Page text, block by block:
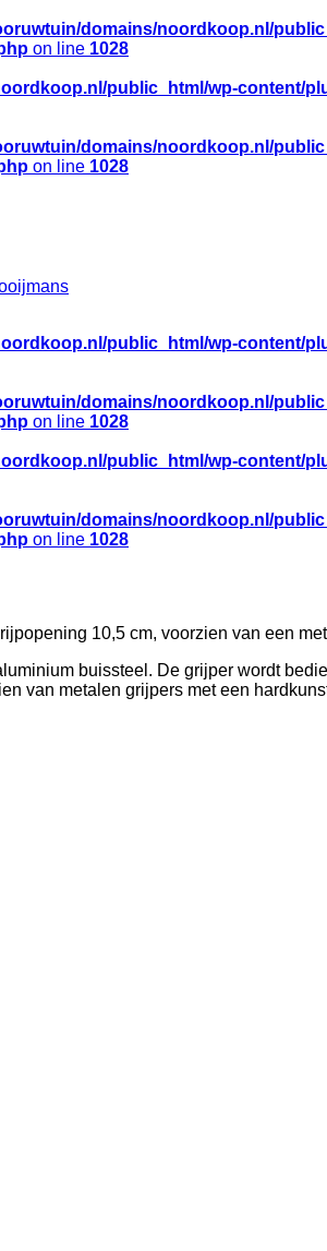
domains/noordkoop.nl/
on line 1028
public_html/wp-content/
domains/noordkoop.nl/
on line 1028
public_html/wp-content/
domains/noordkoop.nl/
on line 1028
public_html/wp-content/
domains/noordkoop.nl/
on line 1028
10,5 cm, voorzien van een
buissteel. De grijper wordt
van metalen grijpers met een